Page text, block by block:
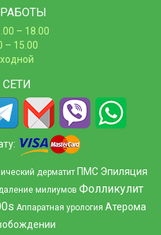
– 18.00
– 15.00
СЕТИ
дерматит ПМС Эпиляция
милиумов Фолликулит
Аппаратная урология Атерома